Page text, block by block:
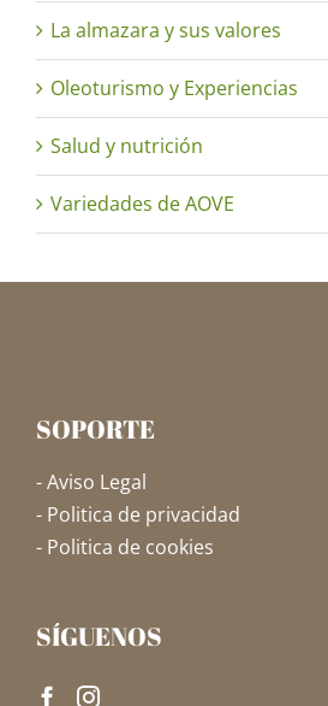
La almazara y sus valores
Oleoturismo y Experiencias
Salud y nutrición
Variedades de AOVE
SOPORTE
- Aviso Legal
- Politica de privacidad
- Politica de cookies
SÍGUENOS